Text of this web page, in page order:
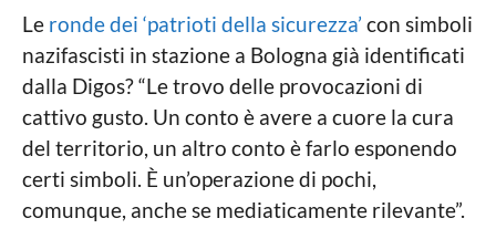
n
n
o
a
g
o
i
t
i
c
a
L
o
c
a
l
e
Le ronde dei ‘patrioti della sicurezza’ con simboli
nazifascisti in stazione a Bologna già identificati
dalla Digos? “Le trovo delle provocazioni di
cattivo gusto. Un conto è avere a cuore la cura
del territorio, un altro conto è farlo esponendo
certi simboli. È un’operazione di pochi,
comunque, anche se mediaticamente rilevante”.